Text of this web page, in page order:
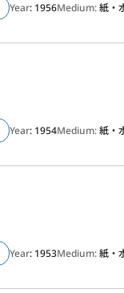
Year: 1956Medium:紙・
Year: 1954Medium:紙・
Year: 1953Medium:紙・